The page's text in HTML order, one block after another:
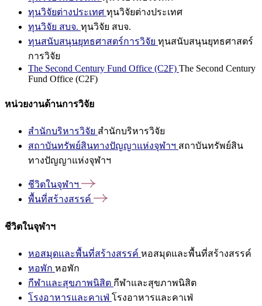
ทุนวิจัยต่างประเทศ ทุนวิจัยต่างประเทศ
ทุนวิจัย สบจ. ทุนวิจัย สบจ.
ทุนสนับสนุนยุทธศาสตร์การวิจัย ทุนสนับสนุนยุทธศาสตร์
การวิจัย
The Second Century Fund Office (C2F) The Second Century
Fund Office (C2F)
หน่วยงานด้านการวิจัย
สำนักบริหารวิจัย สำนักบริหารวิจัย
สถาบันทรัพย์สินทางปัญญาแห่งจุฬาฯ สถาบันทรัพย์สิน
ทางปัญญาแห่งจุฬาฯ
ชีวิตในจุฬาฯ
พื้นที่สร้างสรรค์
ชีวิตในจุฬาฯ
หอสมุดและพื้นที่สร้างสรรค์ หอสมุดและพื้นที่สร้างสรรค์
หอพัก หอพัก
กีฬาและสุขภาพนิสิต กีฬาและสุขภาพนิสิต
โรงอาหารและคาเฟ่ โรงอาหารและคาเฟ่